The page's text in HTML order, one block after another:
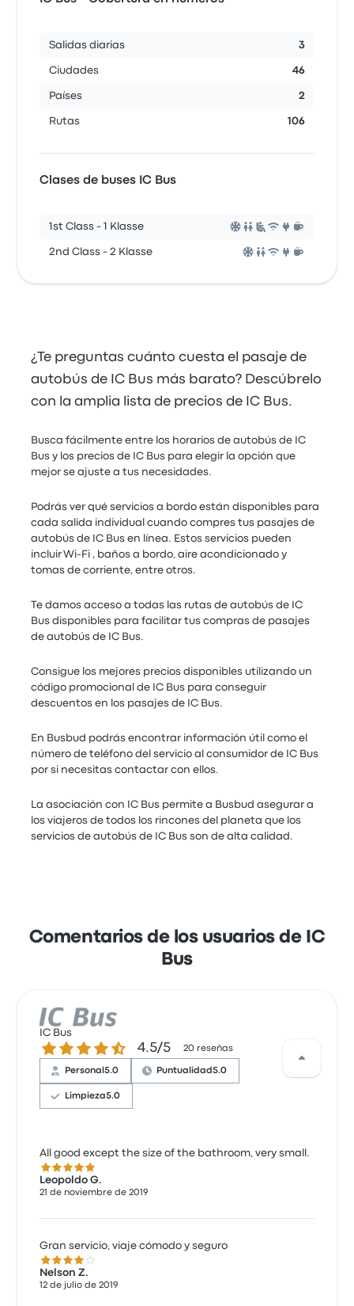
Salidas diarias 3
Ciudades 46
Países 2
Rutas 106
Clases de buses IC Bus
1st Class - 1 Klasse
2nd Class - 2 Klasse
¿Te preguntas cuánto cuesta el pasaje de
autobús de IC Bus más barato? Descúbrelo
con la amplia lista de precios de IC Bus.
Busca fácilmente entre los horarios de autobús de IC
Bus y los precios de IC Bus para elegir la opción que
mejor se ajuste a tus necesidades.
Podrás ver qué servicios a bordo están disponibles para
cada salida individual cuando compres tus pasajes de
autobús de IC Bus en línea. Estos servicios pueden
incluir Wi-Fi , baños a bordo, aire acondicionado y
tomas de corriente, entre otros.
Te damos acceso a todas las rutas de autobús de IC
Bus disponibles para facilitar tus compras de pasajes
de autobús de IC Bus.
Consigue los mejores precios disponibles utilizando un
código promocional de IC Bus para conseguir
descuentos en los pasajes de IC Bus.
En Busbud podrás encontrar información útil como el
número de teléfono del servicio al consumidor de IC Bus
por si necesitas contactar con ellos.
La asociación con IC Bus permite a Busbud asegurar a
los viajeros de todos los rincones del planeta que los
servicios de autobús de IC Bus son de alta calidad.
Comentarios de los usuarios de IC
Bus
IC Bus
4.5 de 5 estrellas4.5/5 20 reseñas
Personal5.0 Puntualidad5.0
Limpieza5.0
All good except the size of the bathroom, very small.
5.0 de 5 estrellas
Leopoldo G.
21 de noviembre de 2019
Gran servicio, viaje cómodo y seguro
4.0 de 5 estrellas
Nelson Z.
12 de julio de 2019